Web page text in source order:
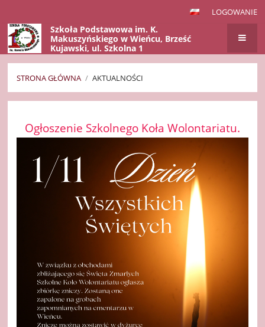
LOGOWANIE
Szkoła Podstawowa im. K.
Makuszyńskiego w Wieńcu, Brześć
Kujawski, ul. Szkolna 1
STRONA GŁÓWNA / AKTUALNOŚCI
Ogłoszenie Szkolnego Koła Wolontariatu.